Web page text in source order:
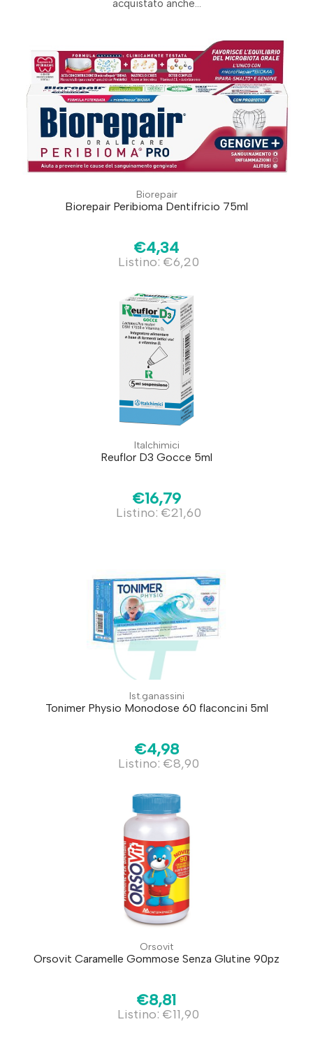
acquistato anche...
Biorepair
Biorepair Peribioma Dentifricio 75ml
€4,34
Listino: €6,20
Italchimici
Reuflor D3 Gocce 5ml
€16,79
Listino: €21,60
Ist.ganassini
Tonimer Physio Monodose 60 flaconcini 5ml
€4,98
Listino: €8,90
Orsovit
Orsovit Caramelle Gommose Senza Glutine 90pz
€8,81
Listino: €11,90